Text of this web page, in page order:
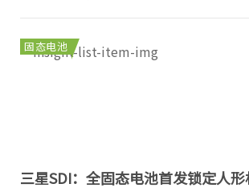
固态电池
三星SDI：全固态电池首发锁定人